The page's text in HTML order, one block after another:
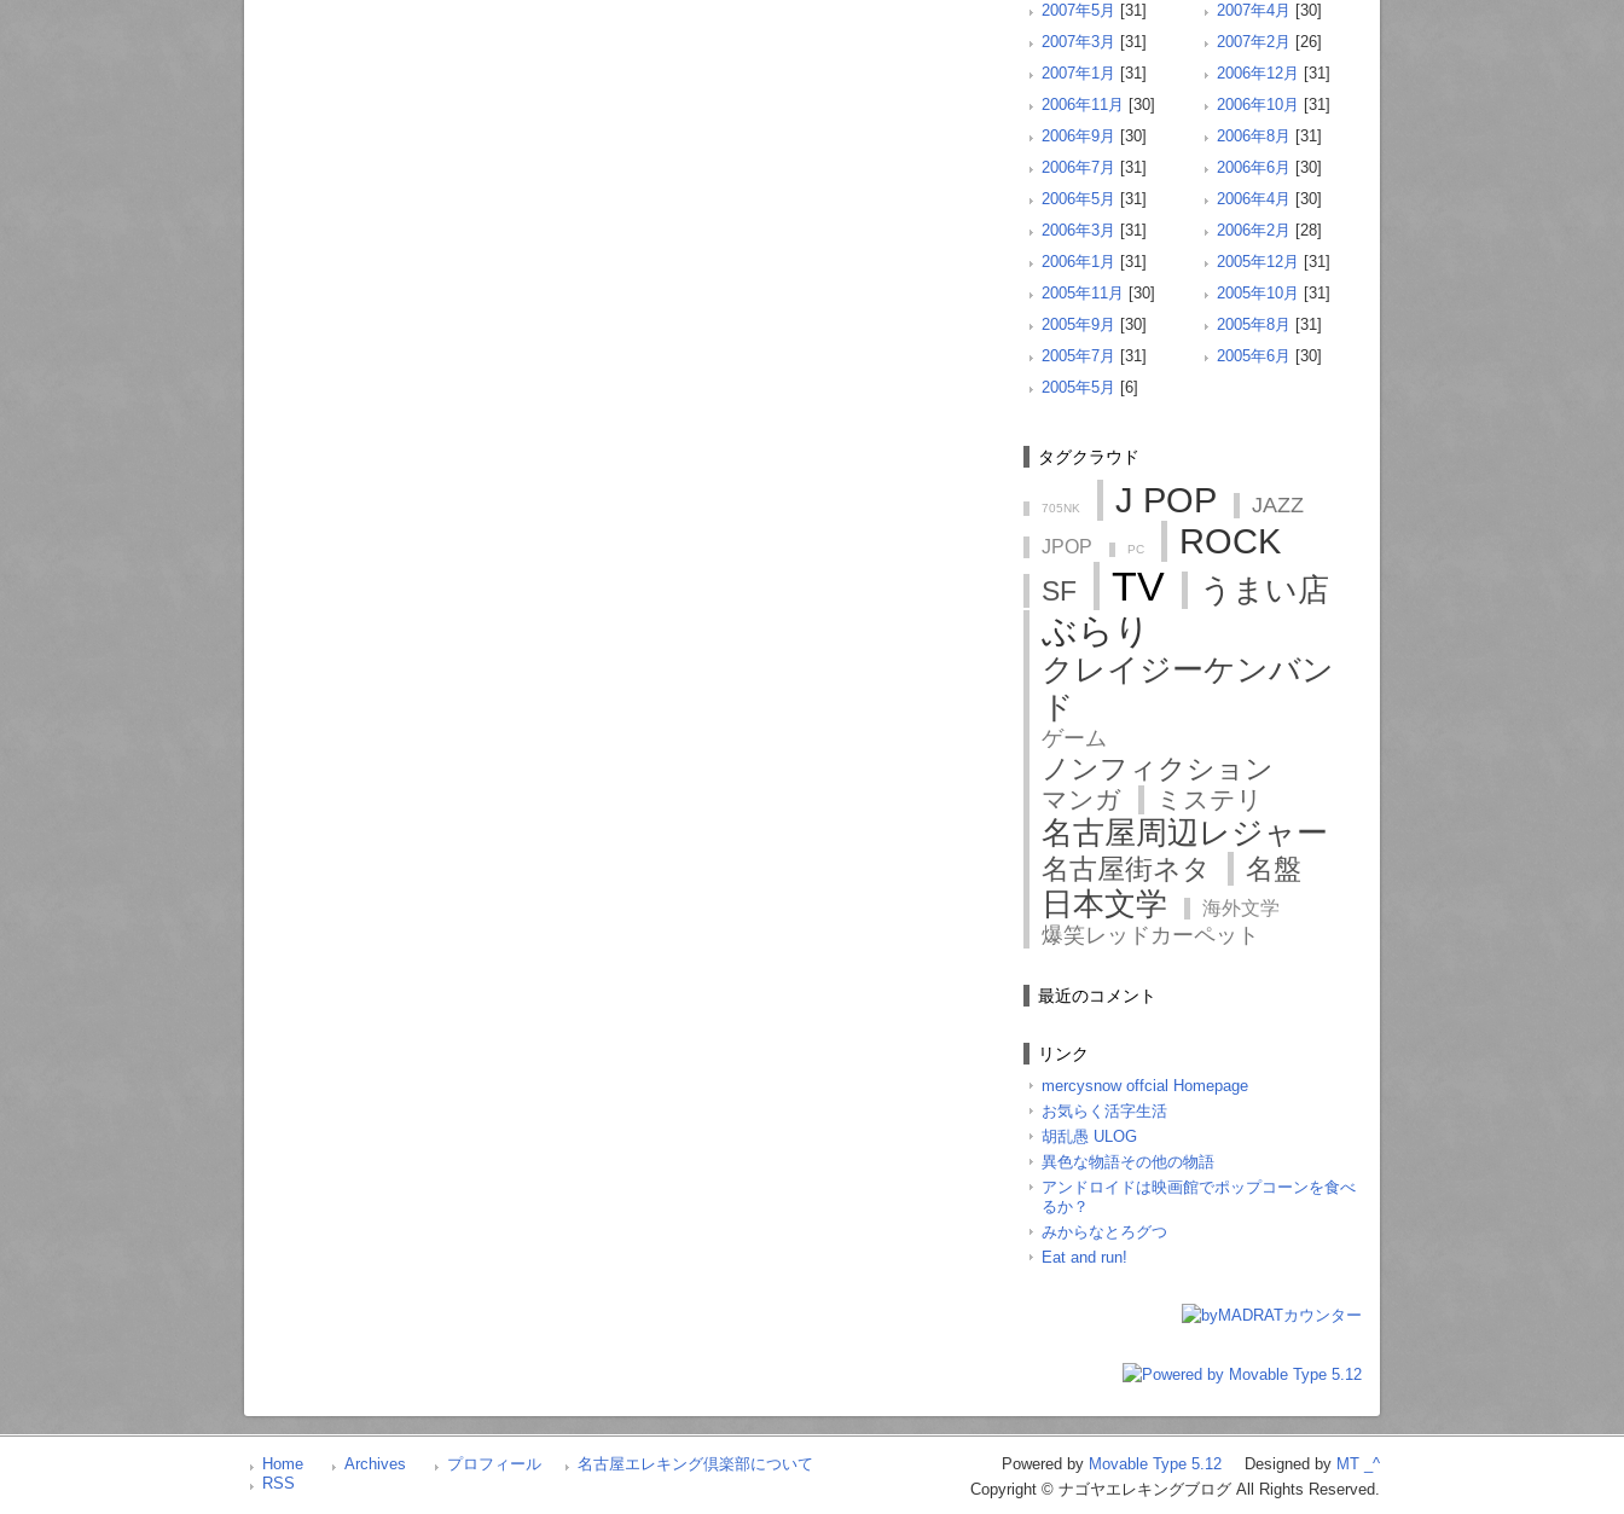
2007年5月 [31] 2007年4月 [30]
2007年3月 [31] 2007年2月 [26]
2007年1月 [31] 2006年12月 [31]
2006年11月 [30] 2006年10月 [31]
2006年9月 [30] 2006年8月 [31]
2006年7月 [31] 2006年6月 [30]
2006年5月 [31] 2006年4月 [30]
2006年3月 [31] 2006年2月 [28]
2006年1月 [31] 2005年12月 [31]
2005年11月 [30] 2005年10月 [31]
2005年9月 [30] 2005年8月 [31]
2005年7月 [31] 2005年6月 [30]
2005年5月 [6]
タグクラウド
705NK J POP JAZZ
JPOP PC ROCK
SF TV うまい店
ぶらり
クレイジーケンバン
ド
ゲーム
ノンフィクション
マンガ ミステリ
名古屋周辺レジャー
名古屋街ネタ 名盤
日本文学 海外文学
爆笑レッドカーペット
最近のコメント
リンク
mercysnow offcial Homepage
お気らく活字生活
胡乱愚 ULOG
異色な物語その他の物語
アンドロイドは映画館でポップコーンを食べ
るか？
みからなとろグつ
Eat and run!
Home Archives プロフィール
名古屋エレキング倶楽部について
RSS
Powered by Movable Type 5.12 Designed by MT _^
Copyright © ナゴヤエレキングブログ All Rights Reserved.